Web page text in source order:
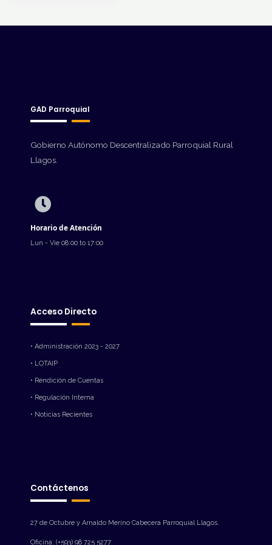
GAD Parroquial
Gobierno Autónomo Descentralizado Parroquial Rural
Llagos.
Horario de Atención
Lun - Vie 08:00 to 17:00
Acceso Directo
• Administración 2023 - 2027
• LOTAIP
• Rendición de Cuentas
• Regulación Interna
• Noticias Recientes
Contáctenos
27 de Octubre y Arnaldo Merino Cabecera Parroquial Llagos.
Oficina: (+593) 98 725 5277